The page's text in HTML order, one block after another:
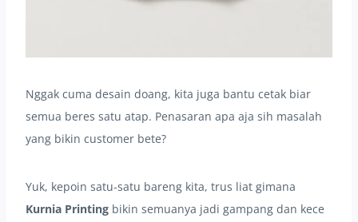
Nggak cuma desain doang, kita juga bantu cetak biar
semua beres satu atap. Penasaran apa aja sih masalah
yang bikin customer bete?
Yuk, kepoin satu-satu bareng kita, trus liat gimana
Kurnia Printing bikin semuanya jadi gampang dan kece